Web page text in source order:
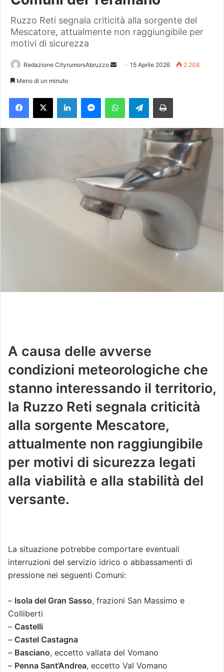
Ruzzo Reti segnala criticità alla sorgente del
Mescatore, attualmente non raggiungibile per
motivi di sicurezza
Redazione CityrumorsAbruzzo
a
m
a
l
15 Aprile 2026 2.208
Meno di un minuto
Telegram
A causa delle avverse
condizioni meteorologiche che
stanno interessando il territorio,
la Ruzzo Reti segnala criticità
alla sorgente Mescatore,
attualmente non raggiungibile
per motivi di sicurezza legati
alla viabilità e alla stabilità del
versante.
La situazione potrebbe comportare eventuali
interruzioni del servizio idrico o abbassamenti di
pressione nei seguenti Comuni:
– Isola del Gran Sasso, frazioni San Massimo e
Colliberti
– Castelli
– ⁠ Castel Castagna
– ⁠ Basciano, eccetto vallata del Vomano
– ⁠ Penna Sant’Andrea, eccetto Val Vomano